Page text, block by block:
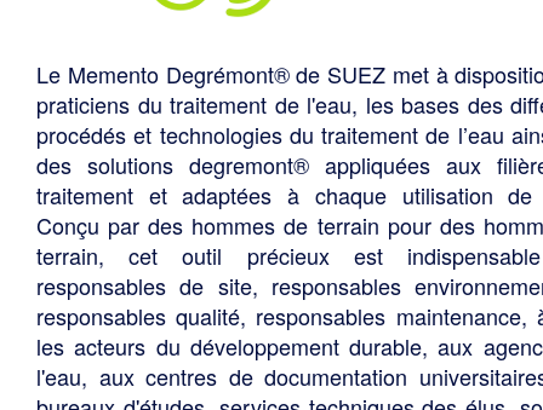
Le Memento Degrémont® de SUEZ met à
praticiens du traitement de l'eau, les bases des
procédés et technologies du traitement de l’eau
des solutions degremont® appliquées aux
traitement et adaptées à chaque utilisation de
Conçu par des hommes de terrain pour des
terrain, cet outil précieux est
responsables de site, responsables
responsables qualité, responsables maintenance,
les acteurs du développement durable, aux
l'eau, aux centres de documentation